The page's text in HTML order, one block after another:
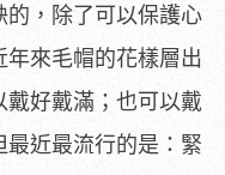
的，除了可以保護心
來毛帽的花樣層出
戴好戴滿；也可以戴
近最流行的是：緊